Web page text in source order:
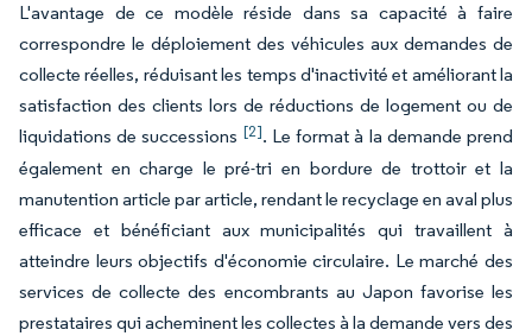
L'avantage de ce modèle réside dans sa capacité à faire
correspondre le déploiement des véhicules aux demandes de
collecte réelles, réduisant les temps d'inactivité et améliorant la
satisfaction des clients lors de réductions de logement ou de
liquidations de successions [2]. Le format à la demande prend
également en charge le pré-tri en bordure de trottoir et la
manutention article par article, rendant le recyclage en aval plus
efficace et bénéficiant aux municipalités qui travaillent à
atteindre leurs objectifs d'économie circulaire. Le marché des
services de collecte des encombrants au Japon favorise les
prestataires qui acheminent les collectes à la demande vers des